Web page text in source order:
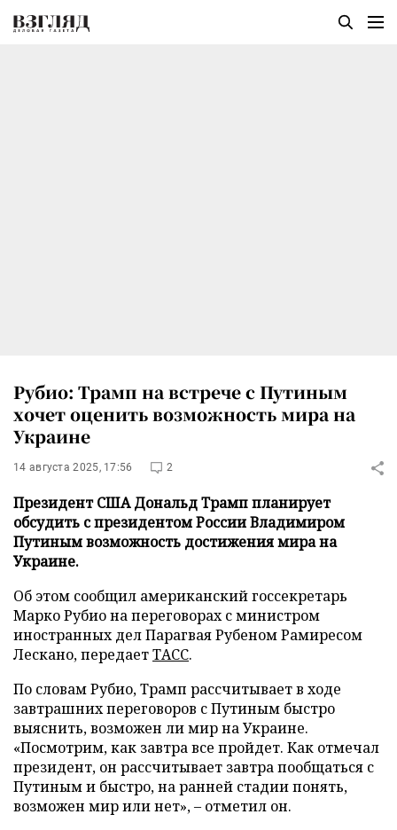
Рубио: Трамп на встрече с Путиным
хочет оценить возможность мира на
Украине
14 августа 2025, 17:56 2
Президент США Дональд Трамп планирует
обсудить с президентом России Владимиром
Путиным возможность достижения мира на
Украине.
Об этом сообщил американский госсекретарь
Марко Рубио на переговорах с министром
иностранных дел Парагвая Рубеном Рамиресом
Лескано, передаетТАСС.
По словам Рубио, Трамп рассчитывает в ходе
завтрашних переговоров с Путиным быстро
выяснить, возможен ли мир на Украине.
«Посмотрим, как завтра все пройдет. Как отмечал
президент, он рассчитывает завтра пообщаться с
Путиным и быстро, на ранней стадии понять,
возможен мир или нет», – отметил он.